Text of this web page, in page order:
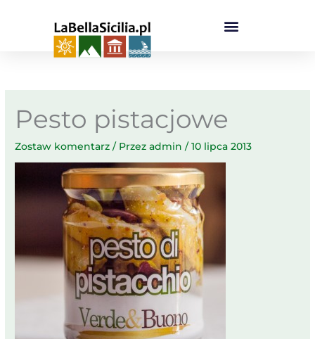
Pesto pistacjowe
Zostaw komentarz / Przezadmin/10 lipca 2013